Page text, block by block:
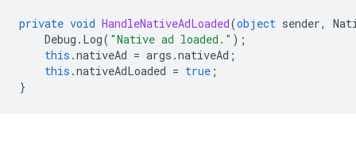
private void HandleNativeAdLoaded(object sender,
Debug . Log( "Native ad loaded." );
this .nativeAd = args .nativeAd ;
this .nativeAdLoaded = true ;
}